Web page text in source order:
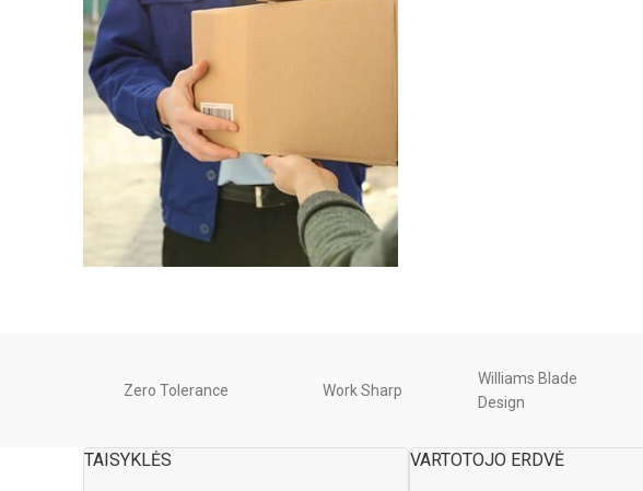
Zero Tolerance Work Sharp
Williams Blade
Design
TAISYKLĖS VARTOTOJO ERDVĖ